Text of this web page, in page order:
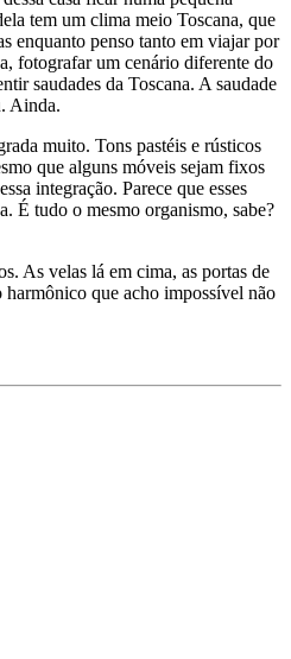
tem um clima meio Toscana, que
enquanto penso tanto em viajar por
fotografar um cenário diferente do
saudades da Toscana. A saudade
Ainda.
muito. Tons pastéis e rústicos
que alguns móveis sejam fixos
integração. Parece que esses
É tudo o mesmo organismo, sabe?
As velas lá em cima, as portas de
harmônico que acho impossível não